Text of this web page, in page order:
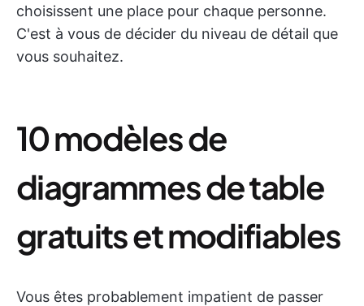
choisissent une place pour chaque personne.
C'est à vous de décider du niveau de détail que
vous souhaitez.
10 modèles de
diagrammes de table
gratuits et modifiables
Vous êtes probablement impatient de passer